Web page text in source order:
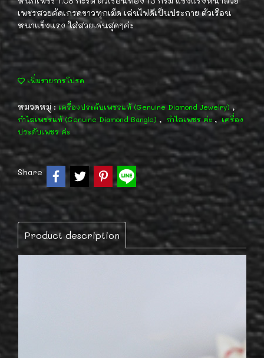
เพชรสวยคัดเกรดขาวทุกเม็ด เล่นไฟดีเป็นประกาย ตัวเรือน
หนาแข็งแรง ใส่สวยเด่นสุดๆค่ะ
เพิ่มรายการโปรด
หมวดหมู่ : เครื่องประดับเพชรแท้ (Genuine Diamond Jewelry) ,
กำไลเพชรแท้ (Genuine Diamond Bangle) , กำไลเพชร ค่ะ , เครื่อง
ประดับเพชร ค่ะ
Share
Product description